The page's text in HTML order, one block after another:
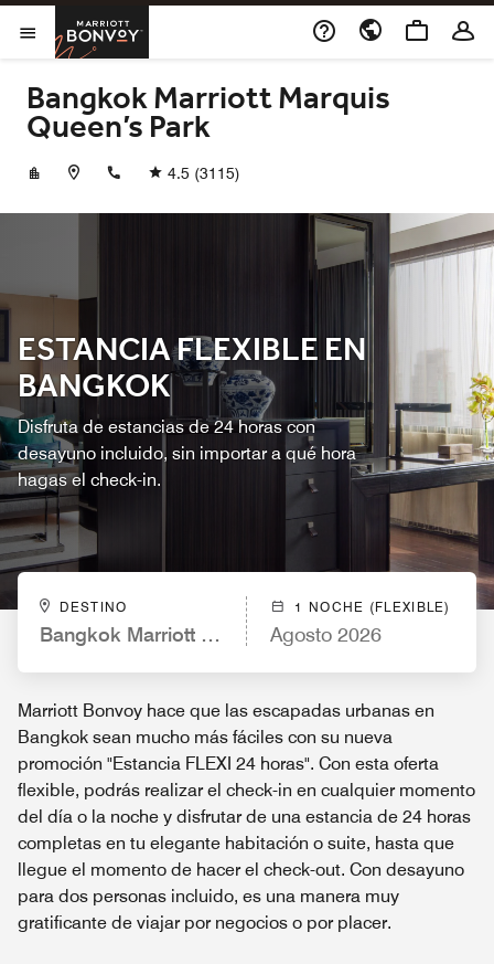
Skip to Content
Abrir el menú
Marriott Bonvoy
Bangkok Marriott Marquis
Queen’s Park
+6620595555
4.5 (3115)
ESTANCIA FLEXIBLE EN
BANGKOK
Disfruta de estancias de 24 horas con
desayuno incluido, sin importar a qué hora
hagas el check-in.
DESTINO
Bangkok Marriott Marquis Queen’s Park
1 NOCHE (FLEXIBLE)
Agosto 2026
Marriott Bonvoy hace que las escapadas urbanas en
Bangkok sean mucho más fáciles con su nueva
promoción "Estancia FLEXI 24 horas". Con esta oferta
flexible, podrás realizar el check-in en cualquier momento
del día o la noche y disfrutar de una estancia de 24 horas
completas en tu elegante habitación o suite, hasta que
llegue el momento de hacer el check-out. Con desayuno
para dos personas incluido, es una manera muy
gratificante de viajar por negocios o por placer.